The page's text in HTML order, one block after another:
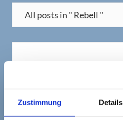
Zustimmung Details
All posts in " Rebell "